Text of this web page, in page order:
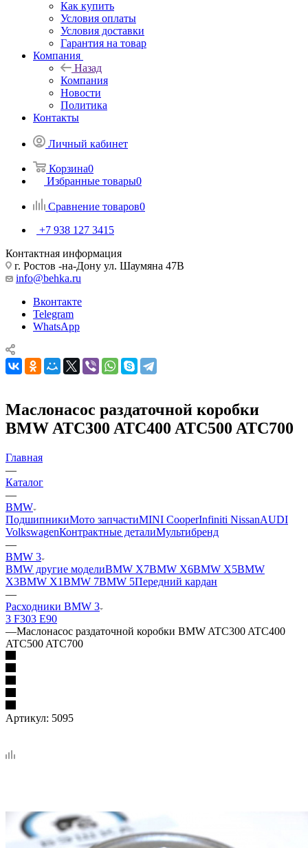
Как купить
Условия оплаты
Условия доставки
Гарантия на товар
Компания
Назад
Компания
Новости
Политика
Контакты
Личный кабинет
Корзина0
Избранные товары0
Сравнение товаров0
+7 938 127 3415
Контактная информация
г. Ростов -на-Дону ул. Шаумяна 47В
info@behka.ru
Вконтакте
Telegram
WhatsApp
Маслонасос раздаточной коробки
BMW ATC300 ATC400 ATC500 ATC700
Главная
—
Каталог
—
BMW
ПодшипникиМото запчастиMINI CooperInfiniti NissanAUDI
VolkswagenКонтрактные деталиМультибренд
—
BMW 3
BMW другие моделиBMW X7BMW X6BMW X5BMW
X3BMW X1BMW 7BMW 5Передний кардан
—
Расходники BMW 3
3 F303 E90
—Маслонасос раздаточной коробки BMW ATC300 ATC400
ATC500 ATC700
Артикул: 5095